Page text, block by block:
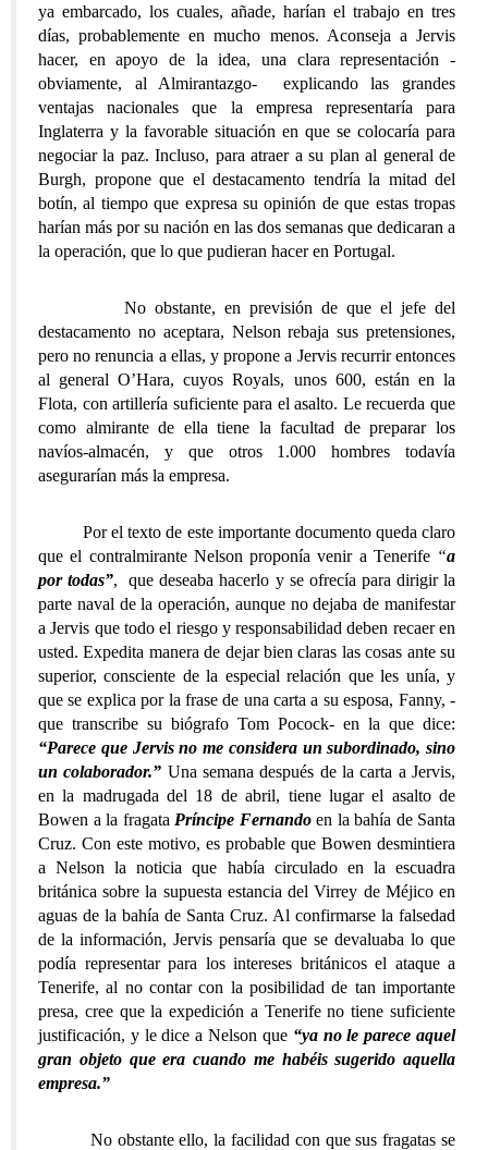
ya embarcado, los cuales, añade, harían el trabajo en tres
días, probablemente en mucho menos. Aconseja a Jervis
hacer, en apoyo de la idea, una clara representación -
obviamente, al Almirantazgo- explicando las grandes
ventajas nacionales que la empresa representaría para
Inglaterra y la favorable situación en que se colocaría para
negociar la paz. Incluso, para atraer a su plan al general de
Burgh, propone que el destacamento tendría la mitad del
botín, al tiempo que expresa su opinión de que estas tropas
harían más por su nación en las dos semanas que dedicaran a
la operación, que lo que pudieran hacer en Portugal.
No obstante, en previsión de que el jefe del
destacamento no aceptara, Nelson rebaja sus pretensiones,
pero no renuncia a ellas, y propone a Jervis recurrir entonces
al general O’Hara, cuyos Royals, unos 600, están en la
Flota, con artillería suficiente para el asalto. Le recuerda que
como almirante de ella tiene la facultad de preparar los
navíos-almacén, y que otros 1.000 hombres todavía
asegurarían más la empresa.
Por el texto de este importante documento queda claro
que el contralmirante Nelson proponía venir a Tenerife “a
por todas”, que deseaba hacerlo y se ofrecía para dirigir la
parte naval de la operación, aunque no dejaba de manifestar
a Jervis que todo el riesgo y responsabilidad deben recaer en
usted. Expedita manera de dejar bien claras las cosas ante su
superior, consciente de la especial relación que les unía, y
que se explica por la frase de una carta a su esposa, Fanny, -
que transcribe su biógrafo Tom Pocock- en la que dice:
“Parece que Jervis no me considera un subordinado, sino
un colaborador.” Una semana después de la carta a Jervis,
en la madrugada del 18 de abril, tiene lugar el asalto de
Bowen a la fragata Príncipe Fernandoen la bahía de Santa
Cruz. Con este motivo, es probable que Bowen desmintiera
a Nelson la noticia que había circulado en la escuadra
británica sobre la supuesta estancia del Virrey de Méjico en
aguas de la bahía de Santa Cruz. Al confirmarse la falsedad
de la información, Jervis pensaría que se devaluaba lo que
podía representar para los intereses británicos el ataque a
Tenerife, al no contar con la posibilidad de tan importante
presa, cree que la expedición a Tenerife no tiene suficiente
justificación, y le dice a Nelson que “ya no le parece aquel
gran objeto que era cuando me habéis sugerido aquella
empresa.”
No obstante ello, la facilidad con que sus fragatas se